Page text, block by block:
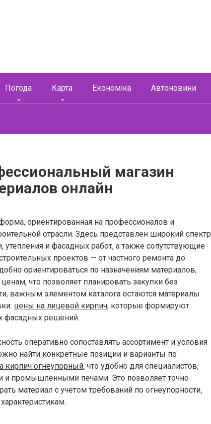
Погода Карта Економіка Автоновини
магазин
онлайн
ориентированная на профессионалов и
отрасли. Здесь представлен широкий спектр
утепления и фасадных работ, а также сопутствующие
проектов — от частного ремонта до
ориентироваться по назначениям материалов,
что позволяет планировать закупки без
важным элементом каталога остаются материалы
цены на лицевой кирпич, которые формируют
фасадных решений.
оперативно сопоставлять ассортимент и условия
найти конкретные позиции и варианты по
кирпич огнеупорный, что удобно для специалистов,
и промышленными печами. Это позволяет точно
материал с учетом требований по огнеупорности,